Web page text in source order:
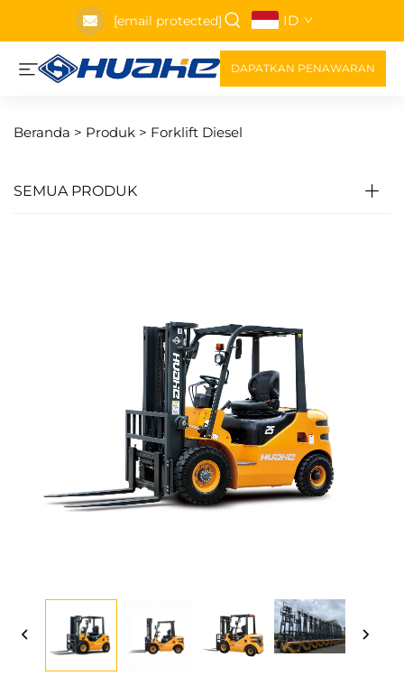
[email protected] ID
DAPATKAN PENAWARAN
Beranda > Produk > Forklift Diesel
SEMUA PRODUK